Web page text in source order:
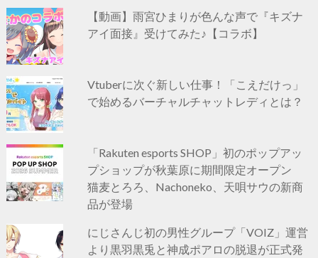
【動画】雨宮ひまりが色んな声で『キズナ
アイ面接』受けてみた♪【コラボ】
Vtuberに次ぐ新しい仕事！「こえだけっ」
で始めるバーチャルチャットレディとは？
「Rakuten esports SHOP」初のポップアッ
プショップが秋葉原に期間限定オープン
猫麦とろろ、Nachoneko、天唄サウの新商
品が登場
にじさんじ初の男性グループ「VOIZ」運営
より黒羽黒兎と神成ポアロの脱退が正式発